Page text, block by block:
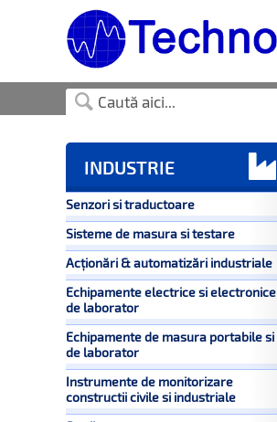
INDUSTRIE 
Senzori si traductoare
Sisteme de masura si testare
Acționări & automatizări industriale
Echipamente electrice si electronice
de laborator
Echipamente de masura portabile si
de laborator
Instrumente de monitorizare
constructii civile si industriale